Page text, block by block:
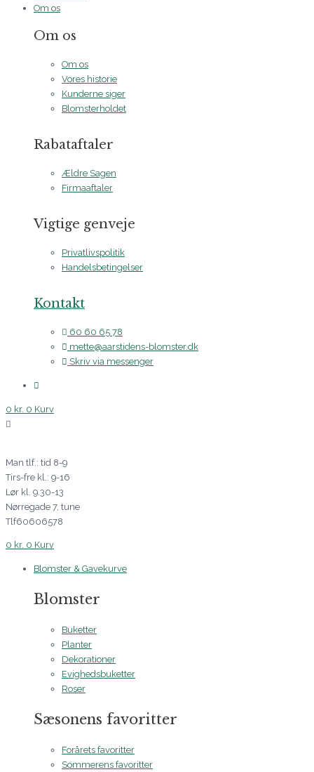
Om os
Om os
Om os
Vores historie
Kunderne siger
Blomsterholdet
Rabataftaler
Ældre Sagen
Firmaaftaler
Vigtige genveje
Privatlivspolitik
Handelsbetingelser
Kontakt
60 60 65 78
mette@aarstidens-blomster.dk
Skriv via messenger
0 kr. 0 Kurv
Man tlf.: tid 8-9
Tirs-fre kl.: 9-16
Lør kl. 9.30-13
Nørregade 7, tune
Tlf60606578
0 kr. 0 Kurv
Blomster & Gavekurve
Blomster
Buketter
Planter
Dekorationer
Evighedsbuketter
Roser
Sæsonens favoritter
Forårets favoritter
Sommerens favoritter